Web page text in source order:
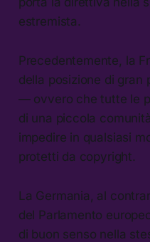
estremista.
Precedentemente, la
della posizione di gran
— ovvero che tutte le
di una piccola
impedire in qualsiasi
protetti da copyright.
La Germania, al
del Parlamento
di buon senso nella